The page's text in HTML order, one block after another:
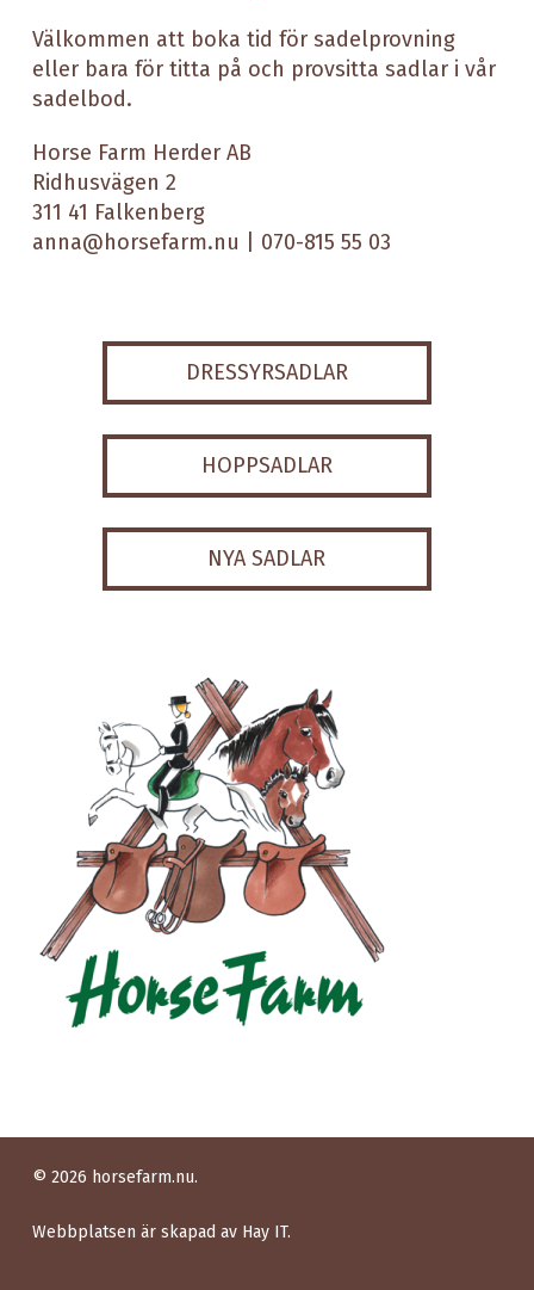
Välkommen att boka tid för sadelprovning
eller bara för titta på och provsitta sadlar i vår
sadelbod.
Horse Farm Herder AB
Ridhusvägen 2
311 41 Falkenberg
anna@horsefarm.nu | 070-815 55 03
DRESSYRSADLAR
HOPPSADLAR
NYA SADLAR
© 2026 horsefarm.nu.
Webbplatsen är skapad av Hay IT.